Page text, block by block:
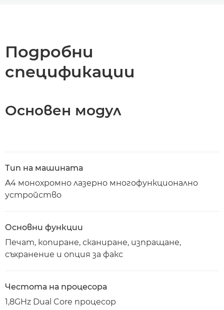
Подробни
спецификации
Основен модул
Тип на машината
A4 монохромно лазерно многофункционално
устройство
Основни функции
Печат, копиране, сканиране, изпращане,
съхранение и опция за факс
Честота на процесора
1,8GHz Dual Core процесор